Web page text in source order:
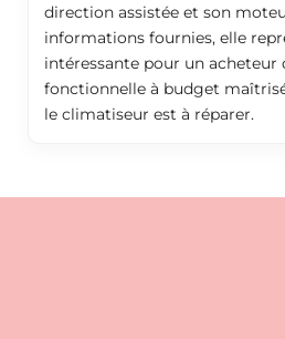
direction assistée et son
informations fournies, elle
intéressante pour un
fonctionnelle à budget
le climatiseur est à réparer.